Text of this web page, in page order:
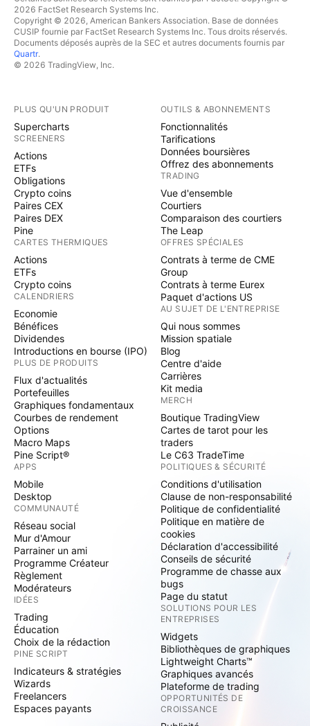
2026 FactSet Research Systems Inc.
Copyright © 2026, American Bankers Association. Base de données
CUSIP fournie par FactSet Research Systems Inc. Tous droits réservés.
Documents déposés auprès de la SEC et autres documents fournis par
Quartr.
© 2026 TradingView, Inc.
PLUS QU'UN PRODUIT
Supercharts
SCREENERS
Actions
ETFs
Obligations
Crypto coins
Paires CEX
Paires DEX
Pine
CARTES THERMIQUES
Actions
ETFs
Crypto coins
CALENDRIERS
Economie
Bénéfices
Dividendes
Introductions en bourse (IPO)
PLUS DE PRODUITS
Flux d'actualités
Portefeuilles
Graphiques fondamentaux
Courbes de rendement
Options
Macro Maps
Pine Script®
APPS
Mobile
Desktop
COMMUNAUTÉ
Réseau social
Mur d'Amour
Parrainer un ami
Programme Créateur
Règlement
Modérateurs
IDÉES
Trading
Éducation
Choix de la rédaction
PINE SCRIPT
Indicateurs & stratégies
Wizards
Freelancers
Espaces payants
OUTILS & ABONNEMENTS
Fonctionnalités
Tarifications
Données boursières
Offrez des abonnements
TRADING
Vue d'ensemble
Courtiers
Comparaison des courtiers
The Leap
OFFRES SPÉCIALES
Contrats à terme de CME
Group
Contrats à terme Eurex
Paquet d'actions US
AU SUJET DE L'ENTREPRISE
Qui nous sommes
Mission spatiale
Blog
Centre d'aide
Carrières
Kit media
MERCH
Boutique TradingView
Cartes de tarot pour les
traders
Le C63 TradeTime
POLITIQUES & SÉCURITÉ
Conditions d'utilisation
Clause de non-responsabilité
Politique de confidentialité
Politique en matière de
cookies
Déclaration d'accessibilité
Conseils de sécurité
Programme de chasse aux
bugs
Page du statut
SOLUTIONS POUR LES
ENTREPRISES
Widgets
Bibliothèques de graphiques
Lightweight Charts™
Graphiques avancés
Plateforme de trading
OPPORTUNITÉS DE
CROISSANCE